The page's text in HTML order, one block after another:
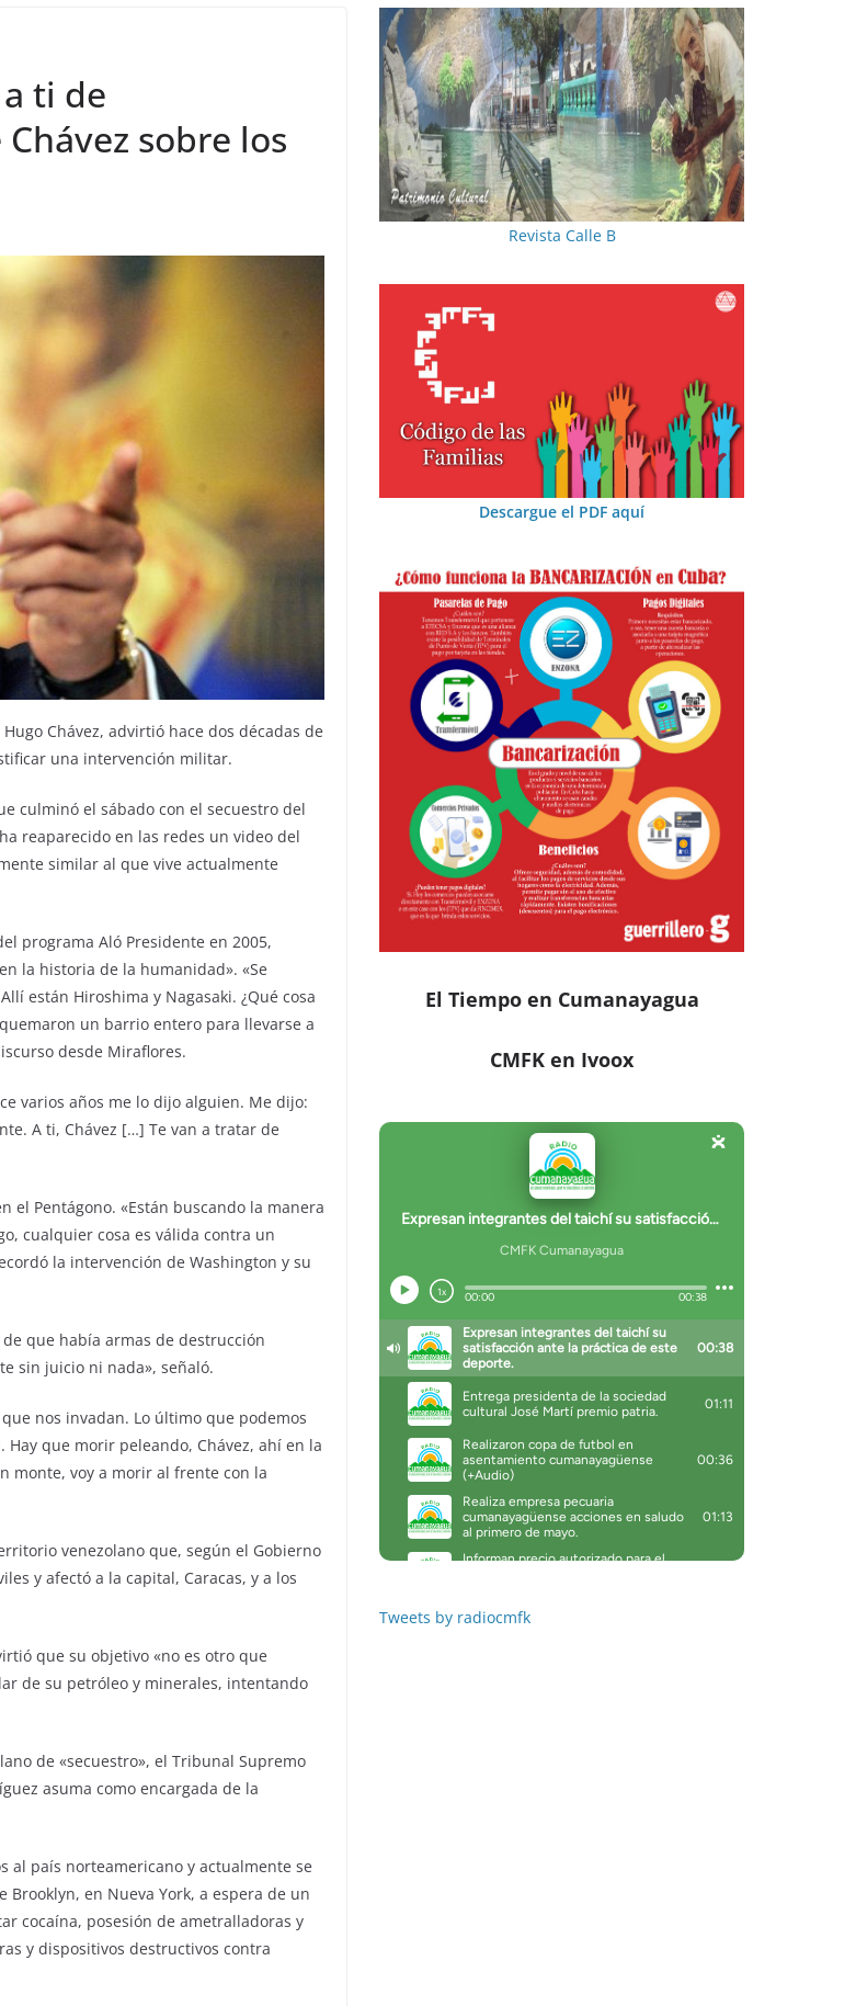
ti de
sobre los
Chávez, advirtió hace dos décadas de
una intervención militar.
culminó el sábado con el secuestro del
reaparecido en las redes un video del
similar al que vive actualmente
programa Aló Presidente en 2005,
la historia de la humanidad». «Se
están Hiroshima y Nagasaki. ¿Qué cosa
un barrio entero para llevarse a
desde Miraflores.
varios años me lo dijo alguien. Me dijo:
A ti, Chávez […] Te van a tratar de
el Pentágono. «Están buscando la manera
cualquier cosa es válida contra un
la intervención de Washington y su
que había armas de destrucción
sin juicio ni nada», señaló.
nos invadan. Lo último que podemos
que morir peleando, Chávez, ahí en la
monte, voy a morir al frente con la
venezolano que, según el Gobierno
y afectó a la capital, Caracas, y a los
que su objetivo «no es otro que
de su petróleo y minerales, intentando
de «secuestro», el Tribunal Supremo
asuma como encargada de la
país norteamericano y actualmente se
en Nueva York, a espera de un
cocaína, posesión de ametralladoras y
y dispositivos destructivos contra
Revista Calle B
Descargue el PDF aquí
El Tiempo en Cumanayagua
CMFK en Ivoox
Tweets by radiocmfk